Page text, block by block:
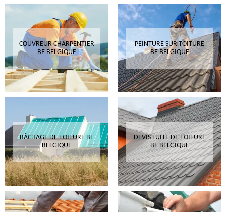
COUVREUR CHARPENTIER
BE BELGIQUE
PEINTURE SUR TOITURE
BE BELGIQUE
BÂCHAGE DE TOITURE BE
BELGIQUE
DEVIS FUITE DE TOITURE
BE BELGIQUE